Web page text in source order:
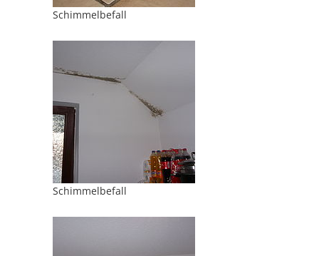
Schimmelbefall
Schimmelbefall